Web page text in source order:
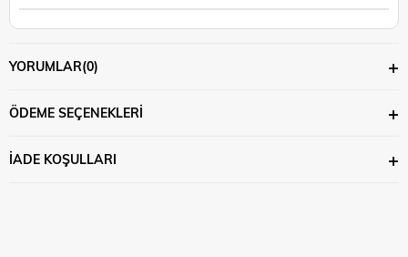
YORUMLAR(0)
ÖDEME SEÇENEKLERI
İADE KOŞULLARI